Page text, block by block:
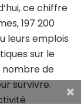
ce chiffre
197 200
leurs emplois
sur le
nombre de
survivre.